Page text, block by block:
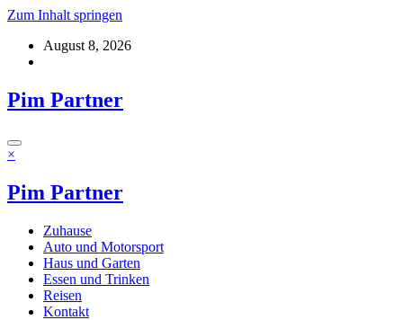
Zum Inhalt springen
August 8, 2026
Pim Partner
×
Pim Partner
Zuhause
Auto und Motorsport
Haus und Garten
Essen und Trinken
Reisen
Kontakt